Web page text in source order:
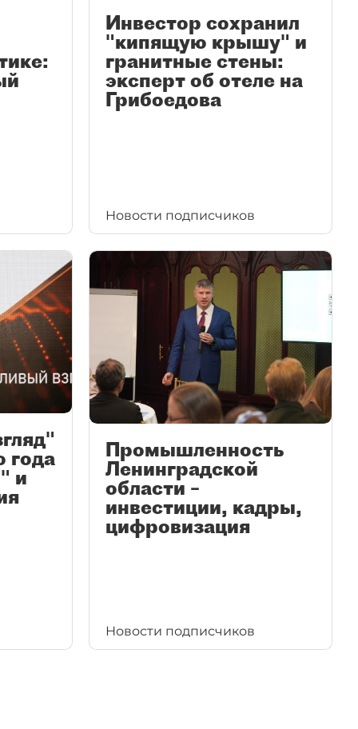
Инвестор сохранил
"кипящую крышу" и
гранитные стены:
эксперт об отеле на
Грибоедова
Новости подписчиков
года
и
Промышленность
Ленинградской
области –
инвестиции, кадры,
цифровизация
Новости подписчиков